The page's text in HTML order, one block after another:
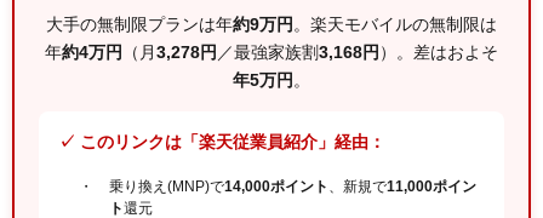
大手の無制限プランは年約9万円 。楽天モバイルの無制限は
年約4万円 （月3,278円 ／最強家族割3,168円 ）。差はおよそ
年5万円 。
✓ このリンクは「楽天従業員紹介」経由：
乗り換え(MNP)で14,000ポイント 、新規で11,000ポイン
ト還元